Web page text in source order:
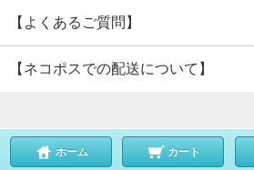
【よくあるご質問】
【ネコポスでの配送について】
ホーム カート